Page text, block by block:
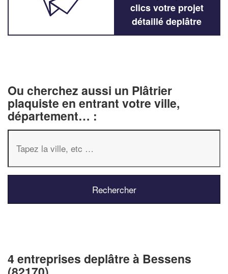
clics votre projet
détaillé deplâtre
Ou cherchez aussi un Plâtrier
plaquiste en entrant votre ville,
département… :
4 entreprises deplâtre à Bessens